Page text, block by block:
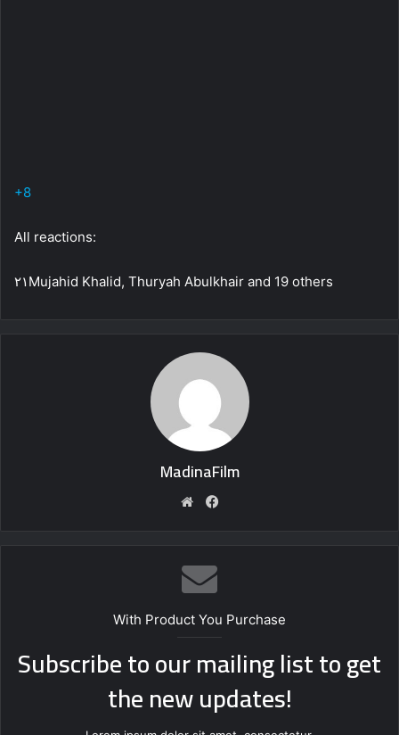
+8
All reactions:
٢١Mujahid Khalid, Thuryah Abulkhair and 19 others
MadinaFilm
Website
With Product You Purchase
Subscribe to our mailing list to get
the new updates!